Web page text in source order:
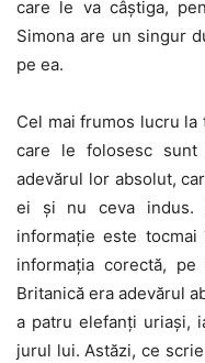
care le va câștiga,
Simona are un singur
pe ea.
Cel mai frumos lucru
care le folosesc
adevărul lor absolut,
ei și nu ceva indus.
informație este
informația corectă,
Britanică era adevărul
a patru elefanți uriași,
jurul lui. Astăzi, ce